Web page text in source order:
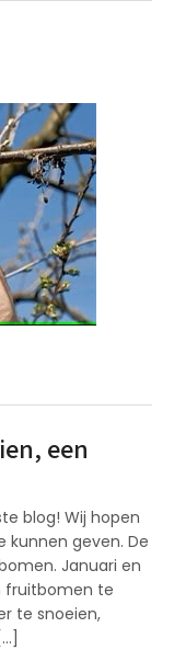
een
blog! Wij hopen
kunnen geven. De
Januari en
fruitbomen te
te snoeien,